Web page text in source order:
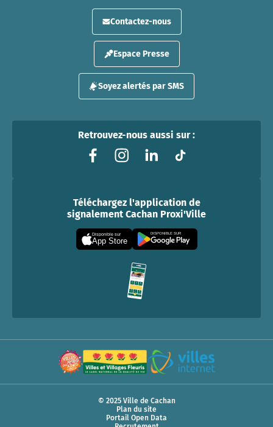
Contactez-nous
Espace Presse
Soyez alertés par SMS
Retrouvez-nous aussi sur :
Téléchargez l'application de
signalement Cachan Proxi'Ville
Disponible sur
App Store
DISPONIBLE SUR
© 2025 Ville de Cachan
Plan du site
Portail Open Data